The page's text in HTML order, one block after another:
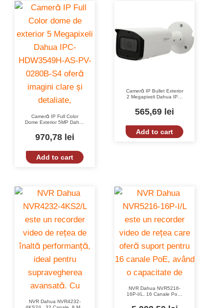
Cameră IP Full Color
Dome Exterior 5MP Dahua
0280B-S5 cu WDR 120dB
și Iluminare Minimă 0.003
970,78 lei
Add to cart
Cameră IP Bullet Exterior
2 Megapixeli Dahua IPC-
cu IR 50m, Zoom
Motorizat, IP67
565,69 lei
Add to cart
NVR Dahua NVR4232-
NVR Dahua NVR5216-
16P-I/L, 16 Canale PoE,
Recunoaștere Facială